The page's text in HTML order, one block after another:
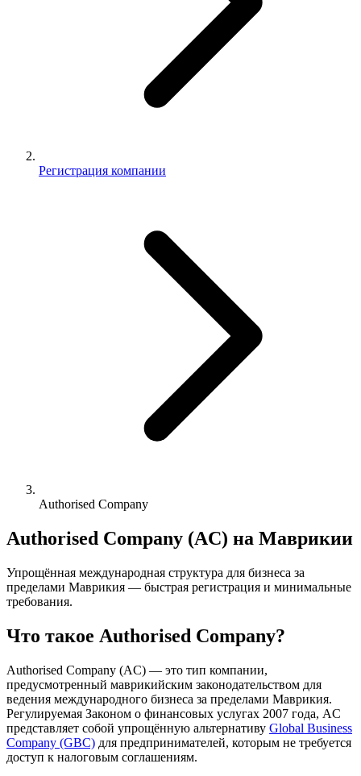
Регистрация компании
Authorised Company
Authorised Company (AC) на Маврикии
Упрощённая международная структура для бизнеса за
пределами Маврикия — быстрая регистрация и минимальные
требования.
Что такое Authorised Company?
Authorised Company (AC) — это тип компании,
предусмотренный маврикийским законодательством для
ведения международного бизнеса за пределами Маврикия.
Регулируемая Законом о финансовых услугах 2007 года, AC
представляет собой упрощённую альтернативу Global Business
Company (GBC) для предпринимателей, которым не требуется
доступ к налоговым соглашениям.